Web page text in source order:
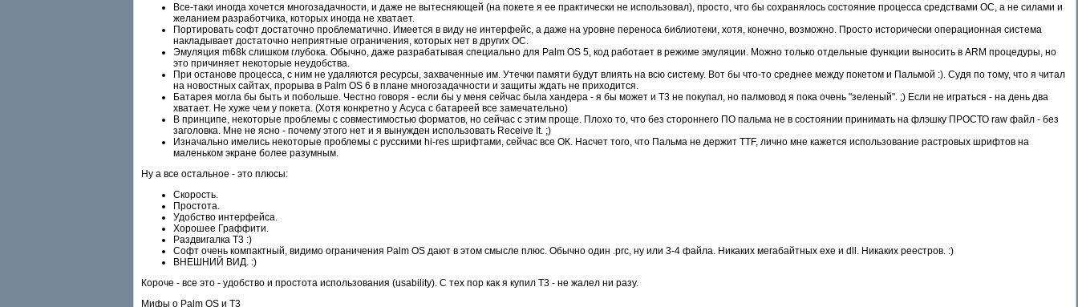
Все-таки иногда хочется многозадачности, и даже не вытесняющей (на покете я ее практически не использовал), просто, что бы сохранялось состояние процесса средствами ОС, а не силами и
желанием разработчика, которых иногда не хватает.
Портировать софт достаточно проблематично. Имеется в виду не интерфейс, а даже на уровне переноса библиотеки, хотя, конечно, возможно. Просто исторически операционная система
накладывает достаточно неприятные ограничения, которых нет в других ОС.
Эмуляция m68k слишком глубока. Обычно, даже разрабатывая специально для Palm OS 5, код работает в режиме эмуляции. Можно только отдельные функции выносить в ARM процедуры, но
это причиняет некоторые неудобства.
При останове процесса, с ним не удаляются ресурсы, захваченные им. Утечки памяти будут влиять на всю систему. Вот бы что-то среднее между покетом и Пальмой :). Судя по тому, что я читал
на новостных сайтах, прорыва в Palm OS 6 в плане многозадачности и защиты ждать не приходится.
Батарея могла бы быть и побольше. Честно говоря - если бы у меня сейчас была хандера - я бы может и T3 не покупал, но палмовод я пока очень "зеленый". ;) Если не играться - на день два
хватает. Не хуже чем у покета. (Хотя конкретно у Асуса с батареей все замечательно)
В принципе, некоторые проблемы с совместимостью форматов, но сейчас с этим проще. Плохо то, что без стороннего ПО пальма не в состоянии принимать на флэшку ПРОСТО raw файл - без
заголовка. Мне не ясно - почему этого нет и я вынужден использовать Receive It. ;)
Изначально имелись некоторые проблемы с русскими hi-res шрифтами, сейчас все ОК. Насчет того, что Пальма не держит TTF, лично мне кажется использование растровых шрифтов на
маленьком экране более разумным.
Ну а все остальное - это плюсы:
Скорость.
Простота.
Удобство интерфейса.
Хорошее Граффити.
Раздвигалка T3 :)
Софт очень компактный, видимо ограничения Palm OS дают в этом смысле плюс. Обычно один .prc, ну или 3-4 файла. Никаких мегабайтных exe и dll. Никаких реестров. :)
ВНЕШНИЙ ВИД. :)
Короче - все это - удобство и простота использования (usability). С тех пор как я купил T3 - не жалел ни разу.
Мифы о Palm OS и T3